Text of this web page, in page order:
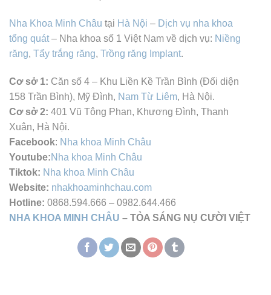
Nha Khoa Minh Châu tại Hà Nội – Dịch vụ nha khoa
tổng quát – Nha khoa số 1 Việt Nam về dịch vụ: Niềng
răng, Tẩy trắng răng, Trồng răng Implant.
Cơ sở 1: Căn số 4 – Khu Liền Kề Trần Bình (Đối diện
158 Trần Bình), Mỹ Đình, Nam Từ Liêm, Hà Nội.
Cơ sở 2: 401 Vũ Tông Phan, Khương Đình, Thanh
Xuân, Hà Nội.
Facebook: Nha khoa Minh Châu
Youtube:Nha khoa Minh Châu
Tiktok: Nha khoa Minh Châu
Website: nhakhoaminhchau.com
Hotline: 0868.594.666 – 0982.644.466
NHA KHOA MINH CHÂU – TỎA SÁNG NỤ CƯỜI VIỆT